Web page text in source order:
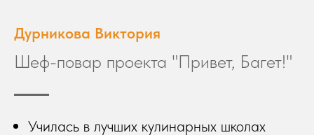
Дурникова Виктория
Шеф-повар проекта "Привет, Багет!"
Училась в лучших кулинарных школах